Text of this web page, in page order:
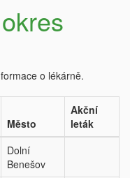
o lékárně.
Město
Akční
leták
Dolní
Benešov